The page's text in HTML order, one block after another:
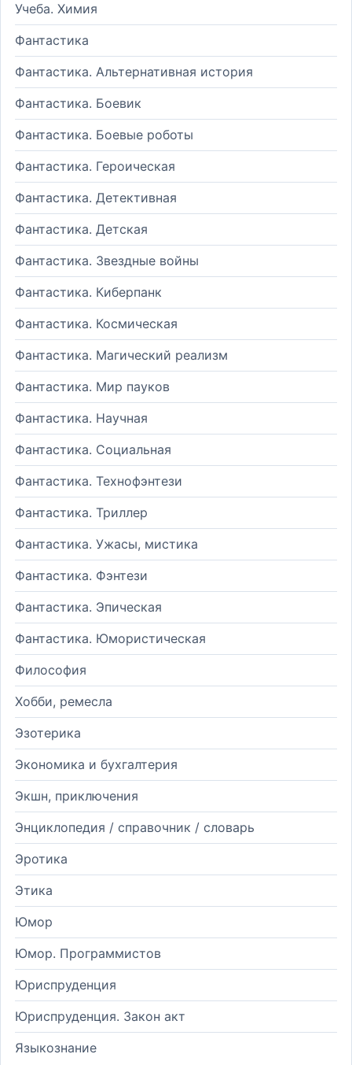
Учеба. Химия
Фантастика
Фантастика. Альтернативная история
Фантастика. Боевик
Фантастика. Боевые роботы
Фантастика. Героическая
Фантастика. Детективная
Фантастика. Детская
Фантастика. Звездные войны
Фантастика. Киберпанк
Фантастика. Космическая
Фантастика. Магический реализм
Фантастика. Мир пауков
Фантастика. Научная
Фантастика. Социальная
Фантастика. Технофэнтези
Фантастика. Триллер
Фантастика. Ужасы, мистика
Фантастика. Фэнтези
Фантастика. Эпическая
Фантастика. Юмористическая
Философия
Хобби, ремесла
Эзотерика
Экономика и бухгалтерия
Экшн, приключения
Энциклопедия / справочник / словарь
Эротика
Этика
Юмор
Юмор. Программистов
Юриспруденция
Юриспруденция. Закон акт
Языкознание